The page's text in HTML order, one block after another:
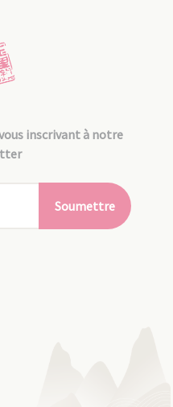
inscrivant à notre
Soumettre